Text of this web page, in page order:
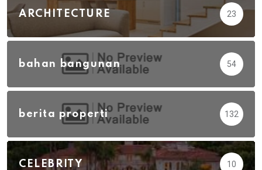
ARCHITECTURE 23
bahan bangunan 54
berita properti 132
CELEBRITY 10